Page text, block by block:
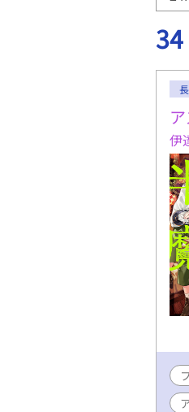
34
伊